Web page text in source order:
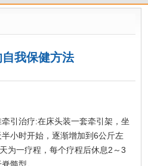
我保健方法
引治疗:在床头装一套牵引架，坐
小时开始，逐渐增加到6公斤左
为一疗程，每个疗程后休息2～3